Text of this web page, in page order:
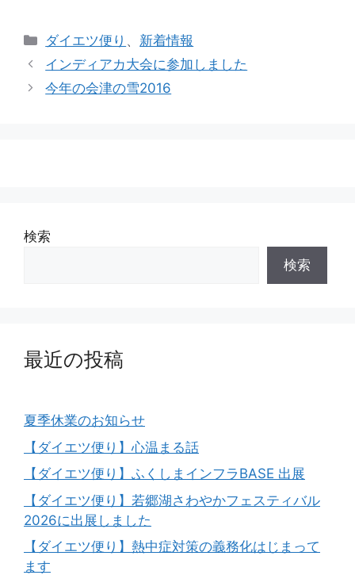
カ
テ
リ
ダイエツ便り 、 新着情報
インディアカ大会に参加しました
今年の会津の雪2016
検索
検索
最近の投稿
夏季休業のお知らせ
【ダイエツ便り】心温まる話
【ダイエツ便り】ふくしまインフラBASE 出展
【ダイエツ便り】若郷湖さわやかフェスティバル
2026に出展しました
【ダイエツ便り】熱中症対策の義務化はじまって
ます